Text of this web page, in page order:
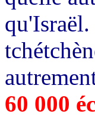
60 000